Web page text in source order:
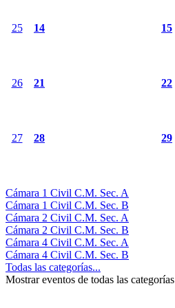
25 14 15
26 21 22
27 28 29
Cámara 1 Civil C.M. Sec. A
Cámara 1 Civil C.M. Sec. B
Cámara 2 Civil C.M. Sec. A
Cámara 2 Civil C.M. Sec. B
Cámara 4 Civil C.M. Sec. A
Cámara 4 Civil C.M. Sec. B
Todas las categorías...
Mostrar eventos de todas las categorías